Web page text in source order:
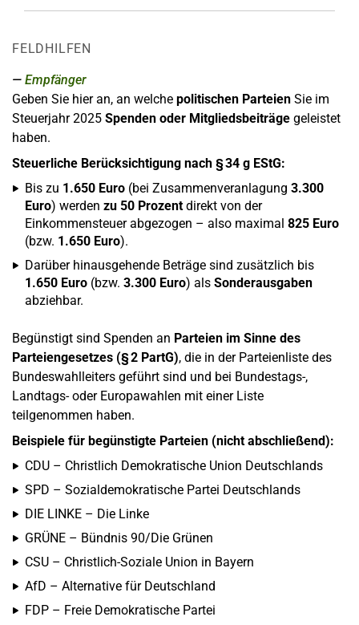
FELDHILFEN
Empfänger
Geben Sie hier an, an welche politischen Parteien Sie im
Steuerjahr 2025 Spenden oder Mitgliedsbeiträge geleistet
haben.
Steuerliche Berücksichtigung nach § 34 g EStG:
Bis zu 1.650 Euro (bei Zusammenveranlagung 3.300
Euro) werden zu 50 Prozentdirekt von der
Einkommensteuer abgezogen – also maximal 825 Euro
(bzw. 1.650 Euro).
Darüber hinausgehende Beträge sind zusätzlich bis
1.650 Euro (bzw. 3.300 Euro) als Sonderausgaben
abziehbar.
Begünstigt sind Spenden an Parteien im Sinne des
Parteiengesetzes (§ 2 PartG), die in der Parteienliste des
Bundeswahlleiters geführt sind und bei Bundestags-,
Landtags- oder Europawahlen mit einer Liste
teilgenommen haben.
Beispiele für begünstigte Parteien (nicht abschließend):
CDU – Christlich Demokratische Union Deutschlands
SPD – Sozialdemokratische Partei Deutschlands
DIE LINKE – Die Linke
GRÜNE – Bündnis 90/Die Grünen
CSU – Christlich-Soziale Union in Bayern
AfD – Alternative für Deutschland
FDP – Freie Demokratische Partei